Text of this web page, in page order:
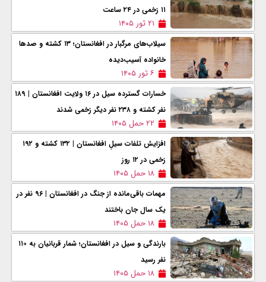
۱۱ زخمی در ۲۴ ساعت
۲۱ ثور ۱۴۰۵
سیلاب‌های مرگبار در افغانستان؛ ۱۳ کشته و صدها
خانواده آسیب‌دیده
۶ ثور ۱۴۰۵
خسارات گسترده سیل در ۱۶ ولایت افغانستان | ۱۸۹
نفر کشته و ۲۳۸ نفر دیگر زخمی شدند
۲۲ حمل ۱۴۰۵
افزایش تلفات سیلِ افغانستان | ۱۳۲ کشته و ۱۹۲
زخمی در ۱۲ روز
۱۸ حمل ۱۴۰۵
مهمات باقی‌مانده از جنگ در افغانستان | ۹۶ نفر در
يک سال جان باختند
۱۸ حمل ۱۴۰۵
بارندگی و سیل در افغانستان؛ شمار قربانیان به ۱۱۰
نفر رسید
۱۸ حمل ۱۴۰۵